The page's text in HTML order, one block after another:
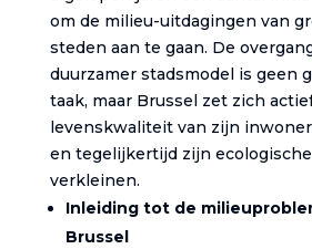
om de milieu-uitdagingen van
steden aan te gaan. De
duurzamer stadsmodel is geen
taak, maar Brussel zet zich
levenskwaliteit van zijn
en tegelijkertijd zijn
verkleinen.
Inleiding tot de
Brussel